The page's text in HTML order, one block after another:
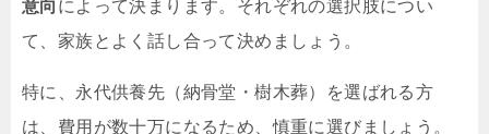
意向 によって決まります。それぞれの選択肢につい
て、家族とよく話し合って決めましょう。
特に、永代供養先（納骨堂・樹木葬）を選ばれる方
は、費用が数十万になるため、慎重に選びましょう。